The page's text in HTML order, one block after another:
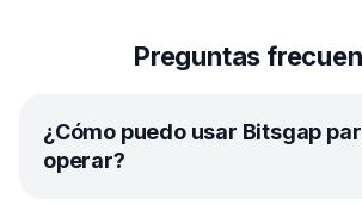
Preguntas
¿Cómo puedo usar Bitsgap
operar?